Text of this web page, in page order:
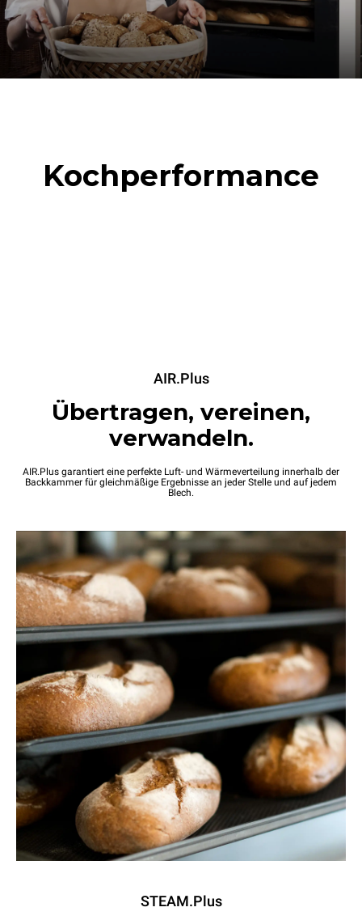
Kochperformance
AIR.Plus
Übertragen, vereinen,
verwandeln.
AIR.Plus garantiert eine perfekte Luft- und Wärmeverteilung innerhalb der
Backkammer für gleichmäßige Ergebnisse an jeder Stelle und auf jedem
Blech.
STEAM.Plus